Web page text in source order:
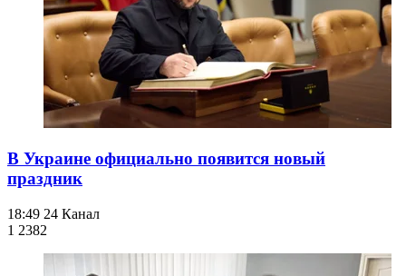
В Украине официально появится новый
праздник
18:49 24 Канал
1 2382